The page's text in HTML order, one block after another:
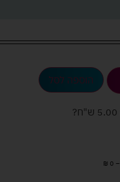
הוספה לסל
5.00 ש"ח ?